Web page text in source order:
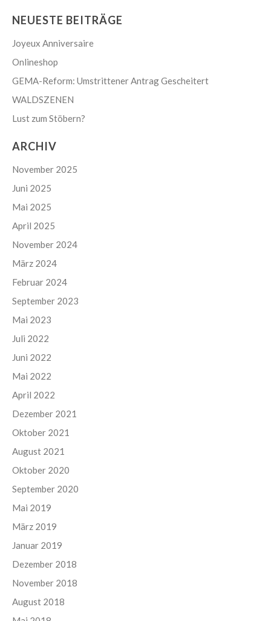
NEUESTE BEITRÄGE
Joyeux Anniversaire
Onlineshop
GEMA-Reform: Umstrittener Antrag Gescheitert
WALDSZENEN
Lust zum Stöbern?
ARCHIV
November 2025
Juni 2025
Mai 2025
April 2025
November 2024
März 2024
Februar 2024
September 2023
Mai 2023
Juli 2022
Juni 2022
Mai 2022
April 2022
Dezember 2021
Oktober 2021
August 2021
Oktober 2020
September 2020
Mai 2019
März 2019
Januar 2019
Dezember 2018
November 2018
August 2018